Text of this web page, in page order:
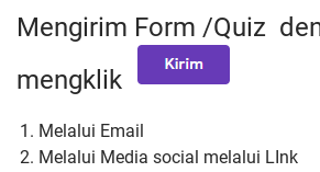
Mengirim Form /Quiz
mengklik
Melalui Email
Melalui Media social melalui LInk